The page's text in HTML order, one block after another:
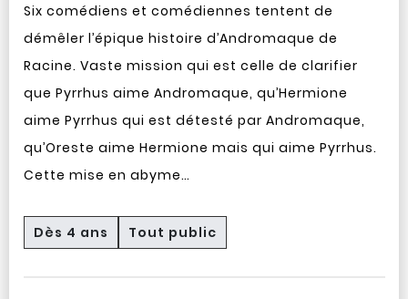
Six comédiens et comédiennes tentent de
démêler l’épique histoire d’Andromaque de
Racine. Vaste mission qui est celle de clarifier
que Pyrrhus aime Andromaque, qu’Hermione
aime Pyrrhus qui est détesté par Andromaque,
qu’Oreste aime Hermione mais qui aime Pyrrhus.
Cette mise en abyme…
Dès 4 ans Tout public